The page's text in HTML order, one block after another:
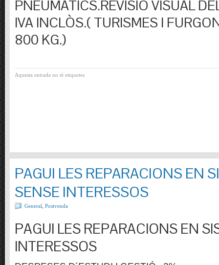
PNEUMÀTICS.REVISIO VISUAL
IVA INCLÒS.( TURISMES I
800 KG.)
Aquesta entrada no té etiquetes
PAGUI LES REPARACIONS EN
SENSE INTERESSOS
General Postvenda
PAGUI LES REPARACIONS EN
INTERESSOS